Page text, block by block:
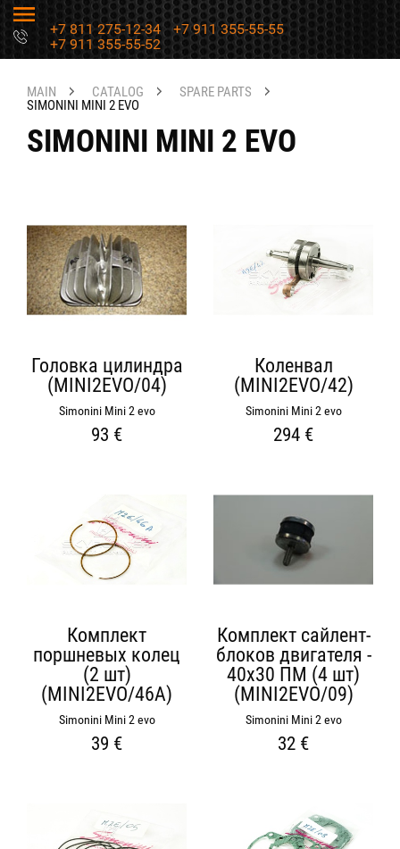
+7 811 275-12-34
+7 911 355-55-55
+7 911 355-55-52
MAIN CATALOG
SPARE PARTS
SIMONINI MINI 2 EVO
SIMONINI MINI 2 EVO
Головка цилиндра
(MINI2EVO/04)
Simonini Mini 2 evo
93 €
Коленвал
(MINI2EVO/42)
Simonini Mini 2 evo
294 €
Комплект
поршневых колец
(2 шт)
(MINI2EVO/46A)
Simonini Mini 2 evo
39 €
Комплект сайлент-
блоков двигателя -
40х30 ПМ (4 шт)
(MINI2EVO/09)
Simonini Mini 2 evo
32 €